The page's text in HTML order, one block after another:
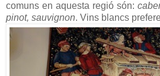
comuns en aquesta regió són:
pinot, sauvignon. Vins blancs